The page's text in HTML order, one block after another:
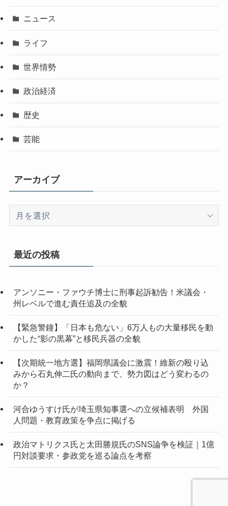
ニュース
ライフ
世界情勢
政治経済
歴史
芸能
アーカイブ
イ
最近の投稿
アンソニー・ファウチ博士に刑事起訴勧告！米議会・
州レベルで進む責任追及の全貌
【緊急警鐘】「日本も危ない」6万人もの大量移民を動
かした“影の黒幕”と移民兵器の全貌
【次期統一地方選】福岡県議会に激震！維新の殴り込
みから石丸伸二氏の動向まで、勢力図はどう変わるの
か？
河合ゆうすけ氏が埼玉県知事選への立候補表明 外国
人問題・教育政策を争点に掲げる
政治マトリクス氏と太田勝規氏のSNS論争を検証｜1億
円対談要求・参政党を巡る論点を考察